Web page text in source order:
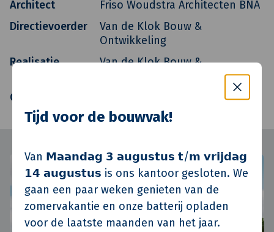
Tijd voor de bouwvak!
Van 𝗠𝗮𝗮𝗻𝗱𝗮𝗴 𝟯 𝗮𝘂𝗴𝘂𝘀𝘁𝘂𝘀 𝘁/𝗺 𝘃𝗿𝗶𝗷𝗱𝗮𝗴
𝟭𝟰 𝗮𝘂𝗴𝘂𝘀𝘁𝘂𝘀 is ons kantoor gesloten. We
gaan een paar weken genieten van de
zomervakantie en onze batterij opladen
voor de laatste maanden van het jaar.
Architect
Friso Woudstra Architecten BNA
Directievoerder
Van de Klok Bouw &
Ontwikkeling
Realisatie
Van de Klok Bouw &
Oplevering